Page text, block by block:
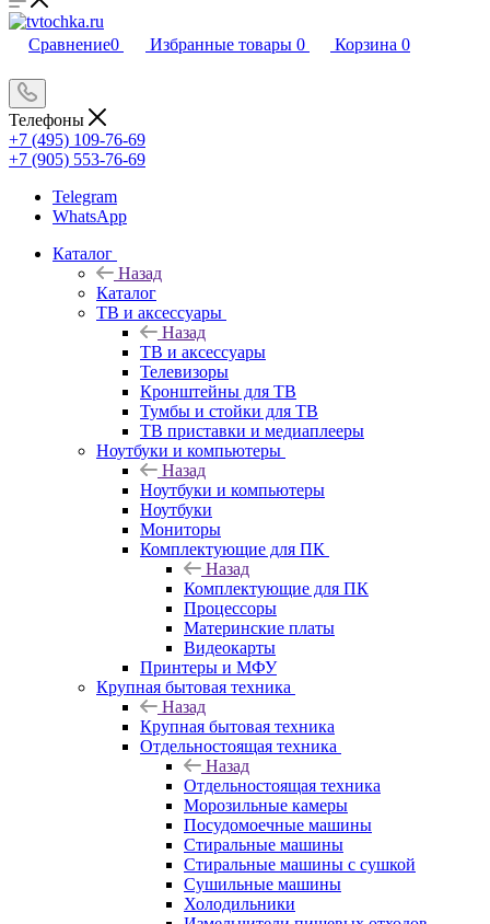
Сравнение0 Избранные товары 0 Корзина 0
Телефоны
+7 (495) 109-76-69
+7 (905) 553-76-69
Telegram
WhatsApp
Каталог
Назад
Каталог
ТВ и аксессуары
Назад
ТВ и аксессуары
Телевизоры
Кронштейны для ТВ
Тумбы и стойки для ТВ
ТВ приставки и медиаплееры
Ноутбуки и компьютеры
Назад
Ноутбуки и компьютеры
Ноутбуки
Мониторы
Комплектующие для ПК
Назад
Комплектующие для ПК
Процессоры
Материнские платы
Видеокарты
Принтеры и МФУ
Крупная бытовая техника
Назад
Крупная бытовая техника
Отдельностоящая техника
Назад
Отдельностоящая техника
Морозильные камеры
Посудомоечные машины
Стиральные машины
Стиральные машины с сушкой
Сушильные машины
Холодильники